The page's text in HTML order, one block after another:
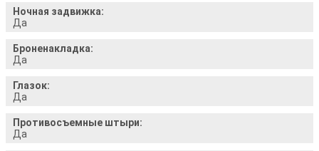
Ночная задвижка:
Да
Броненакладка:
Да
Глазок:
Да
Противосъемные штыри:
Да